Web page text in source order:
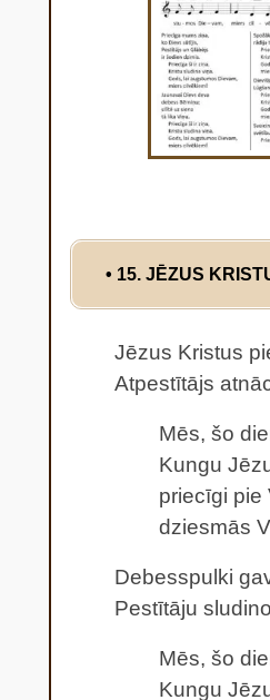
• 15. JĒZUS
Jēzus Kristus
Atpestītājs
Mēs, šo
Kungu
priecīgi pie
dziesmās
Debesspulki
Pestītāju
Mēs, šo
Kungu